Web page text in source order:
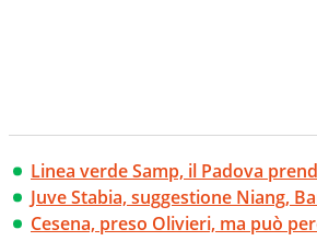
Linea verde Samp, il Padova
Juve Stabia, suggestione Niang,
Cesena, preso Olivieri, ma può